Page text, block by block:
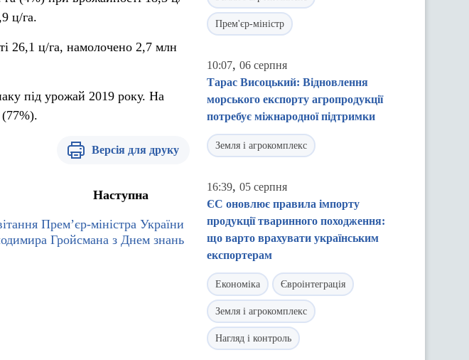
ц/га.
26,1 ц/га, намолочено 2,7 млн
під урожай 2019 року. На
(77%).
Версія для друку
Наступна
Прем’єр-міністра України
Гройсмана з Днем знань
Прем'єр-міністр
10:07, 06 серпня
Тарас Висоцький: Відновлення
морського експорту агропродукції
потребує міжнародної підтримки
Земля і агрокомплекс
16:39, 05 серпня
ЄС оновлює правила імпорту
продукції тваринного походження:
що варто врахувати українським
експортерам
Економіка Євроінтеграція
Земля і агрокомплекс
Нагляд і контроль